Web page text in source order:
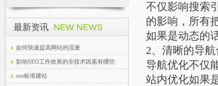
最新资讯 NEW NEWS
如何快速提高网站的流量
影响SEO工作效果的非技术因素有哪些
seo标准建站
不仅影响搜索
的影响，所有
如果是动态的
2、清晰的导
导航优化不仅
站内优化如果